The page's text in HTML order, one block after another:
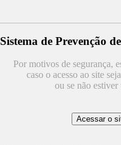
Sistema de Prevenção
Por motivos de segurança,
caso o acesso ao site
ou se não